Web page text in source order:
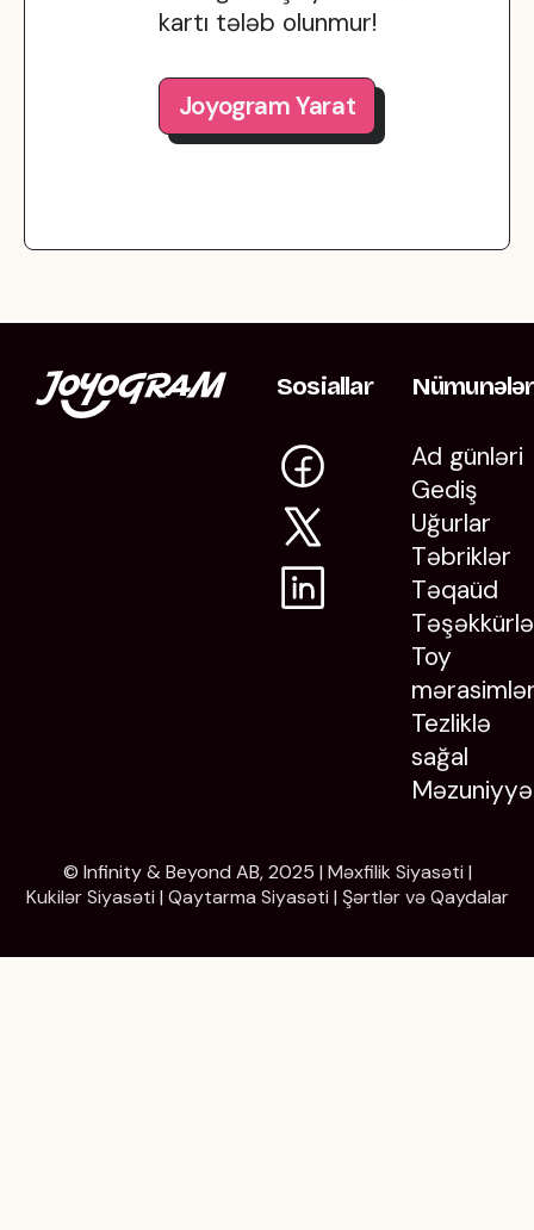
kartı tələb olunmur!
Joyogram Yarat
Sosiallar Nümunələr
Ad günləri
Gediş
Uğurlar
Təbriklər
Təqaüd
Toy
Tezliklə
sağal
© Infinity & Beyond AB, 2025 | Məxfilik Siyasəti |
Kukilər Siyasəti | Qaytarma Siyasəti | Şərtlər və Qaydalar